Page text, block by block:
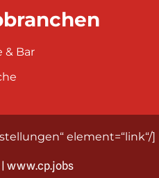
& Bar
element=“link“/]
www.cp.jobs